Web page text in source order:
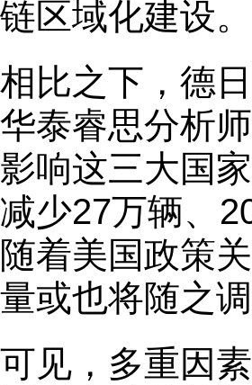
链区域化建设。
相比之下，德
华泰睿思分析
影响这三大国
减少27万辆、
随着美国政策
量或也将随之调
可见，多重因